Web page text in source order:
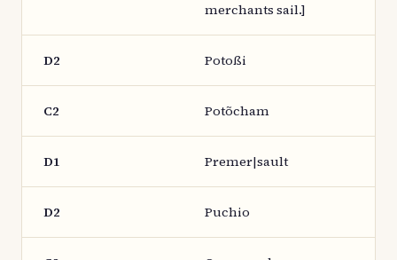
merchants sail.]
D2 Potoßi
C2 Potõcham
D1 Premer|sault
D2 Puchio